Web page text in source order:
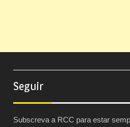
Seguir
Subscreva a RCC para estar